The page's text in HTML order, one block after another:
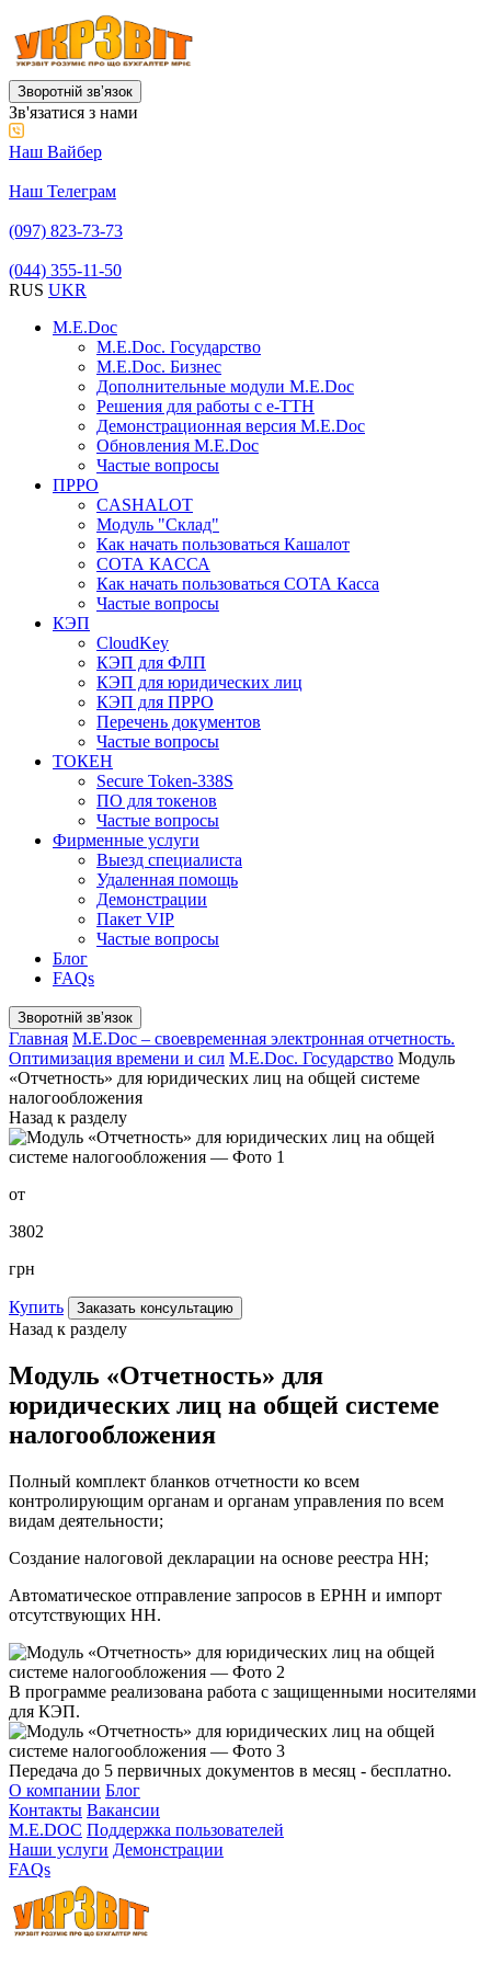
Зворотній звʼязок
Зв'язатися з нами
Наш Вайбер
Наш Телеграм
(097) 823-73-73
(044) 355-11-50
RUS UKR
M.E.Doc
M.E.Doc. Государство
M.E.Doc. Бизнес
Дополнительные модули M.E.Doc
Решения для работы с е-ТТН
Демонстрационная версия M.E.Doc
Обновления M.E.Doc
Частые вопросы
ПРРО
CASHALOT
Модуль "Склад"
Как начать пользоваться Кашалот
СОТА КАCСА
Как начать пользоваться СОТА Касса
Частые вопросы
КЭП
CloudKey
КЭП для ФЛП
КЭП для юридических лиц
КЭП для ПРРО
Перечень документов
Частые вопросы
ТОКЕН
Secure Token-338S
ПО для токенов
Частые вопросы
Фирменные услуги
Выезд специалиста
Удаленная помощь
Демонстрации
Пакет VIP
Частые вопросы
Блог
FAQs
Зворотній звʼязок
Главная M.E.Doc – своевременная электронная отчетность.
Оптимизация времени и сил M.E.Doc. Государство Модуль
«Отчетность» для юридических лиц на общей системе
налогообложения
Назад к разделу
от
3802
грн
Купить Заказать консультацию
Назад к разделу
Модуль «Отчетность» для
юридических лиц на общей системе
налогообложения
Полный комплект бланков отчетности ко всем
контролирующим органам и органам управления по всем
видам деятельности;
Создание налоговой декларации на основе реестра НН;
Автоматическое отправление запросов в ЕРНН и импорт
отсутствующих НН.
В программе реализована работа с защищенными носителями
для КЭП.
Передача до 5 первичных документов в месяц - бесплатно.
О компании Блог
Контакты Вакансии
M.E.DOC Поддержка пользователей
Наши услуги Демонстрации
FAQs